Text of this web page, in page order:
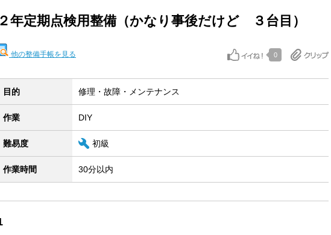
２年定期点検用整備（かなり事後だけど ３台目）
他の整備手帳を見る 0
目的 修理・故障・メンテナンス
作業 DIY
難易度 初級
作業時間 30分以内